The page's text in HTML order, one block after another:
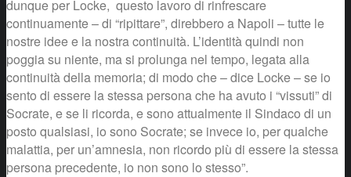
dunque per Locke, questo lavoro di rinfrescare
continuamente – di “ripittare”, direbbero a Napoli – tutte le
nostre idee e la nostra continuità. L’identità quindi non
poggia su niente, ma si prolunga nel tempo, legata alla
continuità della memoria; di modo che – dice Locke – se io
sento di essere la stessa persona che ha avuto i “vissuti” di
Socrate, e se li ricorda, e sono attualmente il Sindaco di un
posto qualsiasi, io sono Socrate; se invece io, per qualche
malattia, per un’amnesia, non ricordo più di essere la stessa
persona precedente, io non sono lo stesso”.